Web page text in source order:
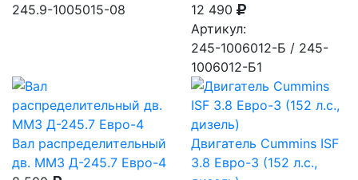
245.9-1005015-08
12 490
Артикул:
245-1006012-Б / 245-
1006012-Б1
Вал распределительный
дв. ММЗ Д-245.7 Евро-4
Двигатель Cummins ISF
3.8 Евро-3 (152 л.с.,